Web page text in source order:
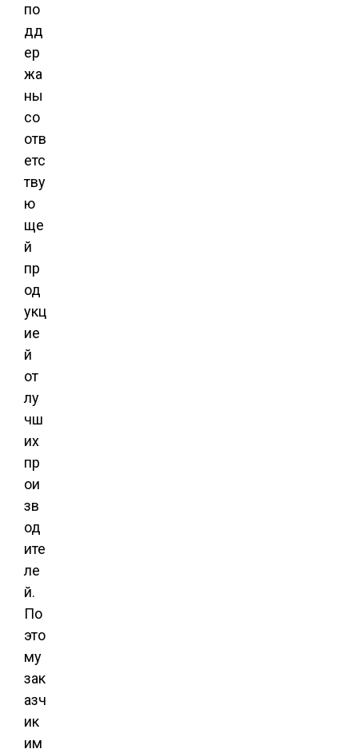
по
дд
ер
жа
ны
со
отв
етс
тву
ю
ще
й
пр
од
укц
ие
й
от
лу
чш
их
пр
ои
зв
од
ите
ле
й.
По
это
му
зак
азч
ик
им